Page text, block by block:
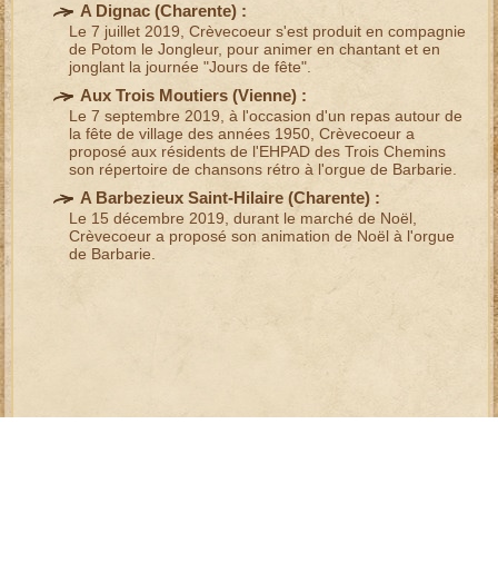
A Dignac (Charente) :
Le 7 juillet 2019, Crèvecoeur s'est produit en compagnie
de Potom le Jongleur, pour animer en chantant et en
jonglant la journée "Jours de fête".
Aux Trois Moutiers (Vienne) :
Le 7 septembre 2019, à l'occasion d'un repas autour de
la fête de village des années 1950, Crèvecoeur a
proposé aux résidents de l'EHPAD des Trois Chemins
son répertoire de chansons rétroà l'orgue de Barbarie.
A Barbezieux Saint-Hilaire (Charente) :
Le 15 décembre 2019, durant le marché de Noël,
Crèvecoeur a proposé son animation de Noël à l'orgue
de Barbarie.